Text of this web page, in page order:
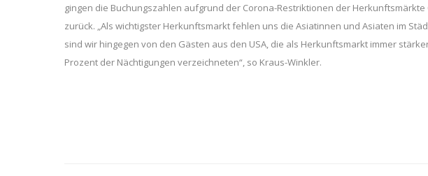
gingen die Buchungszahlen aufgrund der Corona-Restriktionen der Herkunftsmärkte
zurück. „Als wichtigster Herkunftsmarkt fehlen uns die Asiatinnen und Asiaten im
sind wir hingegen von den Gästen aus den USA, die als Herkunftsmarkt immer
Prozent der Nächtigungen verzeichneten“, so Kraus-Winkler.